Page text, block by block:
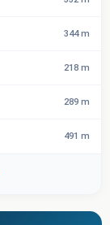
344 m
218 m
289 m
491 m